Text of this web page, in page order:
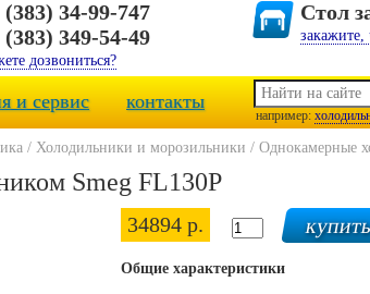
(383) 34-99-747
(383) 349-54-49
дозвониться?
Стол
закажите,
и сервис контакты
например:
/ Холодильники и морозильники / Однокамерные
Smeg FL130P
34894 р.
Общие характеристики